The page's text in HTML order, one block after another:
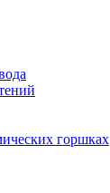
горшках